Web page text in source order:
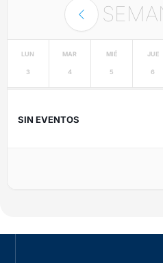
LUN
3
MAR
4
MIÉ
5
JUE
6
SIN EVENTOS